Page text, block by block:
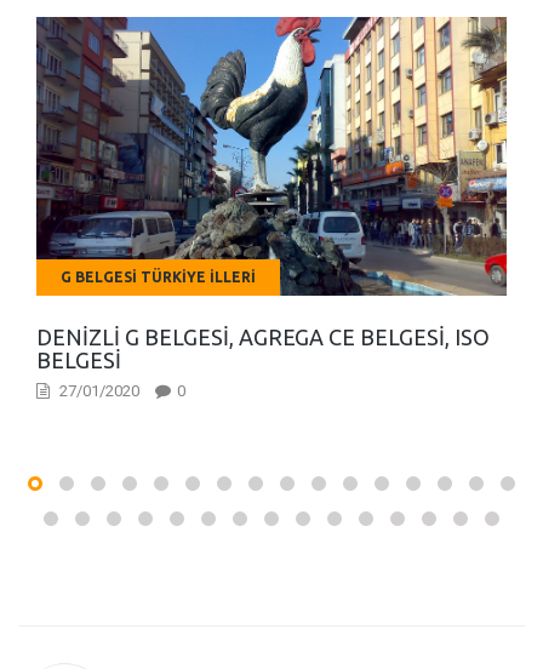
G BELGESI TÜRKIYE İLLERI
DENIZLI G BELGESI, AGREGA CE BELGESI, ISO
BELGESI
27/01/2020 0